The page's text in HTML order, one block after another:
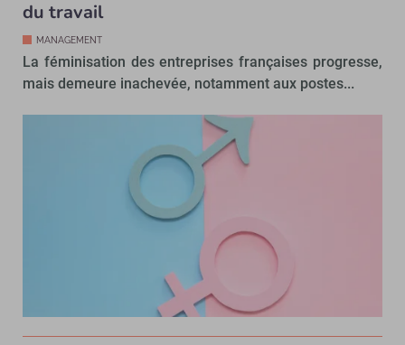
du travail
MANAGEMENT
La féminisation des entreprises françaises progresse,
mais demeure inachevée, notamment aux postes...